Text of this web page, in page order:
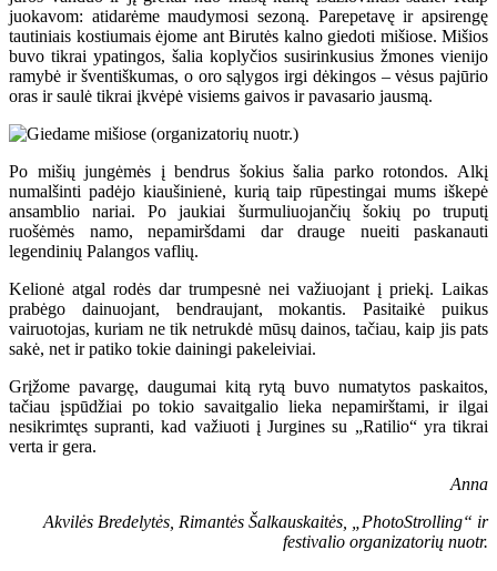
juokavom: atidarėme maudymosi sezoną. Parepetavę ir apsirengę
tautiniais kostiumais ėjome ant Birutės kalno giedoti mišiose. Mišios
buvo tikrai ypatingos, šalia koplyčios susirinkusius žmones vienijo
ramybė ir šventiškumas, o oro sąlygos irgi dėkingos – vėsus pajūrio
oras ir saulė tikrai įkvėpė visiems gaivos ir pavasario jausmą.
Po mišių jungėmės į bendrus šokius šalia parko rotondos. Alkį
numalšinti padėjo kiaušinienė, kurią taip rūpestingai mums iškepė
ansamblio nariai. Po jaukiai šurmuliuojančių šokių po truputį
ruošėmės namo, nepamiršdami dar drauge nueiti paskanauti
legendinių Palangos vaflių.
Kelionė atgal rodės dar trumpesnė nei važiuojant į priekį. Laikas
prabėgo dainuojant, bendraujant, mokantis. Pasitaikė puikus
vairuotojas, kuriam ne tik netrukdė mūsų dainos, tačiau, kaip jis pats
sakė, net ir patiko tokie dainingi pakeleiviai.
Grįžome pavargę, daugumai kitą rytą buvo numatytos paskaitos,
tačiau įspūdžiai po tokio savaitgalio lieka nepamirštami, ir ilgai
nesikrimtęs supranti, kad važiuoti į Jurgines su „Ratilio“ yra tikrai
verta ir gera.
Anna
Akvilės Bredelytės, Rimantės Šalkauskaitės, „PhotoStrolling“ ir
festivalio organizatorių nuotr.